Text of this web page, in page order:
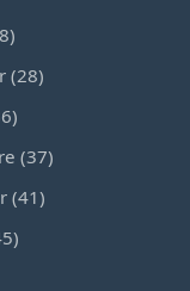
(28)
(37)
(41)